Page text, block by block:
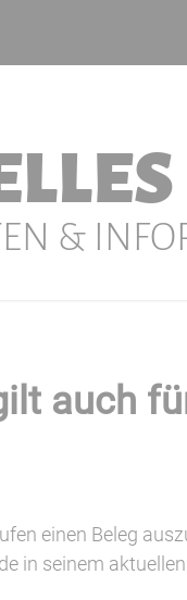
&
auch
einen Beleg
in seinem